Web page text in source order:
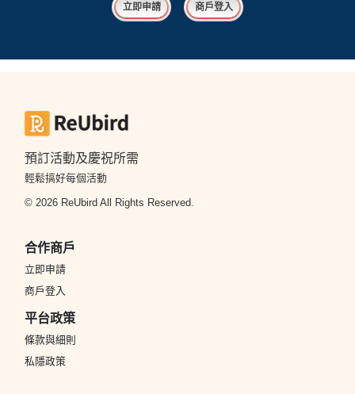
立即申請 商戶登入
預訂活動及慶祝所需
輕鬆搞好每個活動
© 2026 ReUbird All Rights Reserved.
合作商戶
立即申請
商戶登入
平台政策
條款與細則
私隱政策